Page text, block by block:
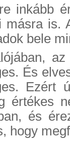
inkább
másra is.
bele
És
Ezért
értékes
és
hogy